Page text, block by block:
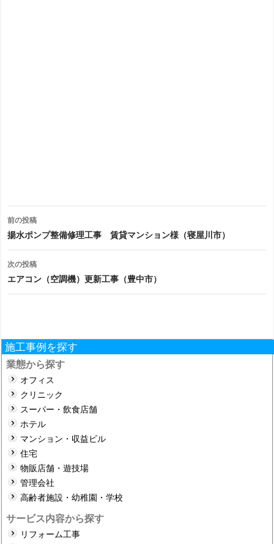
投
稿
ナ
ビ
シ
ョ
ン
前の投稿
揚水ポンプ整備修理工事 賃貸マンション様（寝屋川市）
次の投稿
エアコン（空調機）更新工事（豊中市）
施工事例を探す
業態から探す
オフィス
クリニック
スーパー・飲食店舗
ホテル
マンション・収益ビル
住宅
物販店舗・遊技場
管理会社
高齢者施設・幼稚園・学校
サービス内容から探す
リフォーム工事